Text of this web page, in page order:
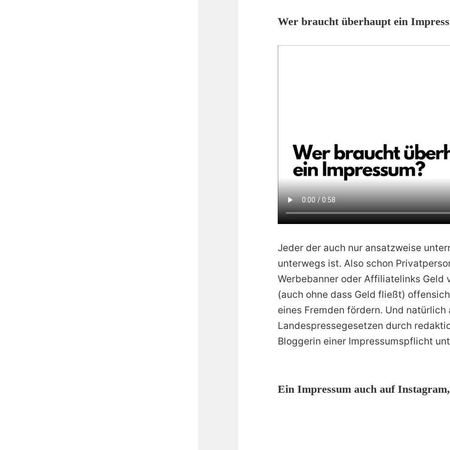
Wer braucht überhaupt ein
Jeder der auch nur ansatzweise
unterwegs ist. Also schon
Werbebanner oder Affiliatelinks Geld
(auch ohne dass Geld fließt)
eines Fremden fördern. Und natürlich
Landespressegesetzen durch
Bloggerin einer Impressumspflicht
Ein Impressum auch auf